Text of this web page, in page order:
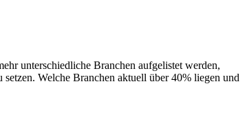
unterschiedliche Branchen aufgelistet werden,
Welche Branchen aktuell über 40% liegen und